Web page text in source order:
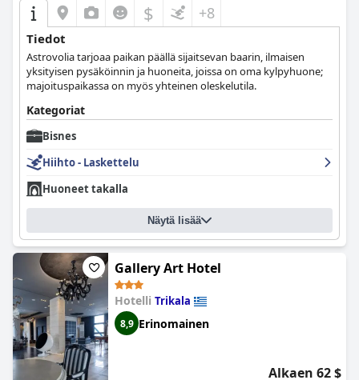
$ +8
Tiedot
Astrovolia tarjoaa paikan päällä sijaitsevan baarin, ilmaisen
yksityisen pysäköinnin ja huoneita, joissa on oma kylpyhuone;
majoituspaikassa on myös yhteinen oleskelutila.
Kategoriat
Bisnes
Hiihto - Laskettelu
Huoneet takalla
Näytä lisää
Gallery Art Hotel
Hotelli Trikala
8,9 Erinomainen
Alkaen 62 $